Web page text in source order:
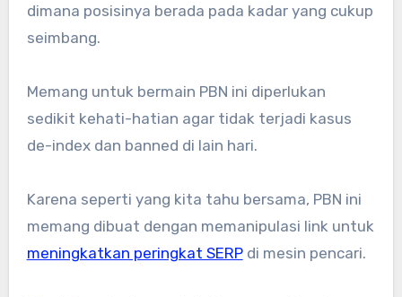
dimana posisinya berada pada kadar yang cukup
seimbang.
Memang untuk bermain PBN ini diperlukan
sedikit kehati-hatian agar tidak terjadi kasus
de-index dan banned di lain hari.
Karena seperti yang kita tahu bersama, PBN ini
memang dibuat dengan memanipulasi link untuk
meningkatkan peringkat SERPdi mesin pencari.